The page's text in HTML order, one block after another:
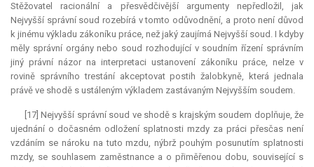
Stěžovatel racionální a přesvědčivější argumenty nepředložil, jak
Nejvyšší správní soud rozebírá v tomto odůvodnění, a proto není důvod
k jinému výkladu zákoníku práce, než jaký zaujímá Nejvyšší soud. I kdyby
měly správní orgány nebo soud rozhodující v soudním řízení správním
jiný právní názor na interpretaci ustanovení zákoníku práce, nelze v
rovině správního trestání akceptovat postih žalobkyně, která jednala
právě ve shodě s ustáleným výkladem zastávaným Nejvyšším soudem.
[17] Nejvyšší správní soud ve shodě s krajským soudem doplňuje, že
ujednání o dočasném odložení splatnosti mzdy za práci přesčas není
vzdáním se nároku na tuto mzdu, nýbrž pouhým posunutím splatnosti
mzdy, se souhlasem zaměstnance a o přiměřenou dobu, související s